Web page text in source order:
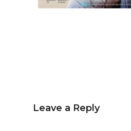
Leave a Reply